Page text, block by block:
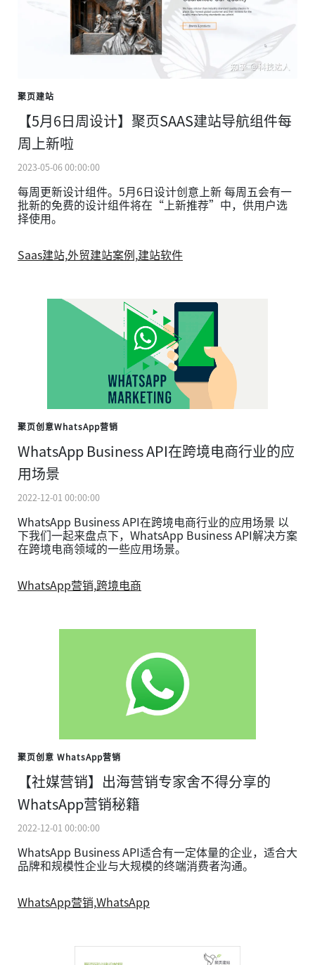
聚页建站
【5月6日周设计】聚页SAAS建站导航组件每
周上新啦
2023-05-06 00:00:00
每周更新设计组件。5月6日设计创意上新 每周五会有一
批新的免费的设计组件将在“上新推荐”中，供用户选
择使用。
Saas建站, 外贸建站案例, 建站软件
聚页创意WhatsApp营销
WhatsApp Business API在跨境电商行业的应
用场景
2022-12-01 00:00:00
WhatsApp Business API在跨境电商行业的应用场景 以
下我们一起来盘点下，WhatsApp Business API解决方案
在跨境电商领域的一些应用场景。
WhatsApp营销, 跨境电商
聚页创意 WhatsApp营销
【社媒营销】出海营销专家舍不得分享的
WhatsApp营销秘籍
2022-12-01 00:00:00
WhatsApp Business API适合有一定体量的企业，适合大
品牌和规模性企业与大规模的终端消费者沟通。
WhatsApp营销, WhatsApp